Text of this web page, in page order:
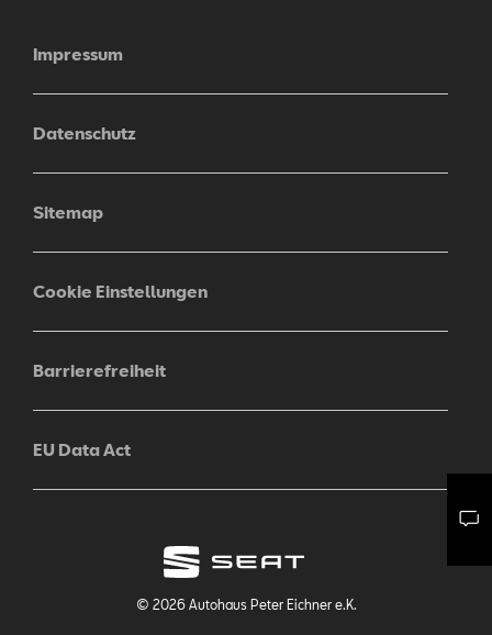
Kontaktformular
© 2026 Autohaus Peter Eichner e.K.
Impressum
Datenschutz
Sitemap
Cookie Einstellungen
Barrierefreiheit
EU Data Act